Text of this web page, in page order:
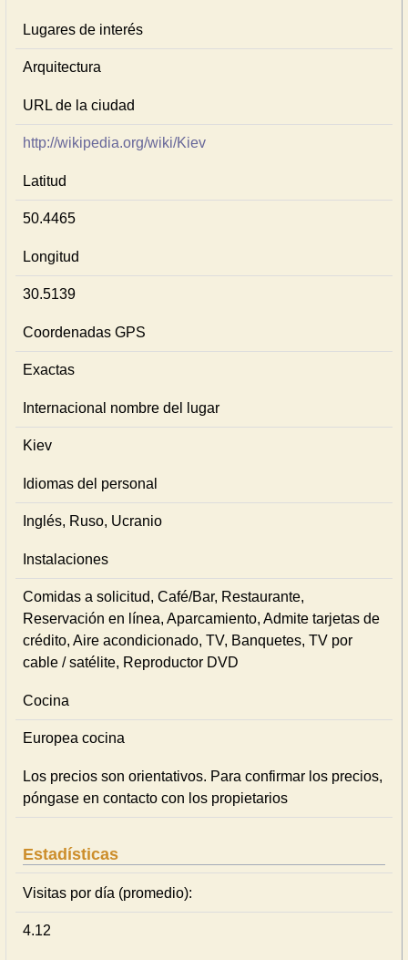
Lugares de interés
Arquitectura
URL de la ciudad
http://wikipedia.org/wiki/Kiev
Latitud
50.4465
Longitud
30.5139
Coordenadas GPS
Exactas
Internacional nombre del lugar
Kiev
Idiomas del personal
Inglés, Ruso, Ucranio
Instalaciones
Comidas a solicitud, Café/Bar, Restaurante,
Reservación en línea, Aparcamiento, Admite tarjetas de
crédito, Aire acondicionado, TV, Banquetes, TV por
cable / satélite, Reproductor DVD
Cocina
Europea cocina
Los precios son orientativos. Para confirmar los precios,
póngase en contacto con los propietarios
Estadísticas
Visitas por día (promedio):
4.12